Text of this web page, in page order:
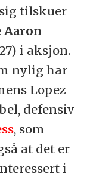
tilskuer
Aaron
i aksjon.
nylig har
Lopez
defensiv
, som
at det er
i